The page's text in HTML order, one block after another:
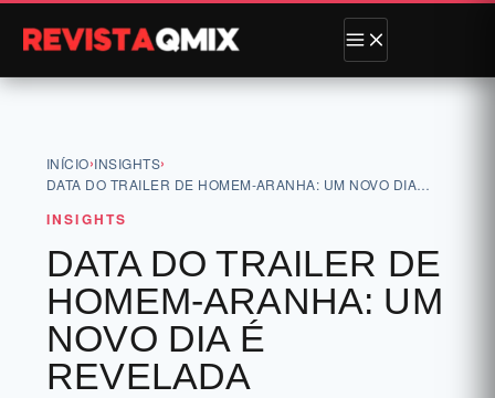
INÍCIO›INSIGHTS›
DATA DO TRAILER DE HOMEM-ARANHA: UM NOVO DIA…
INSIGHTS
DATA DO TRAILER DE
HOMEM-ARANHA: UM
NOVO DIA É
REVELADA